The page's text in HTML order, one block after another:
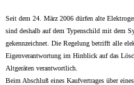
Seit dem 24. März 2006 dürfen alte
sind deshalb auf dem Typenschild mit dem
gekennzeichnet. Die Regelung betrifft alle
Eigenverantwortung im Hinblick auf das
Altgeräten verantwortlich.
Beim Abschluß eines Kaufvertrages über